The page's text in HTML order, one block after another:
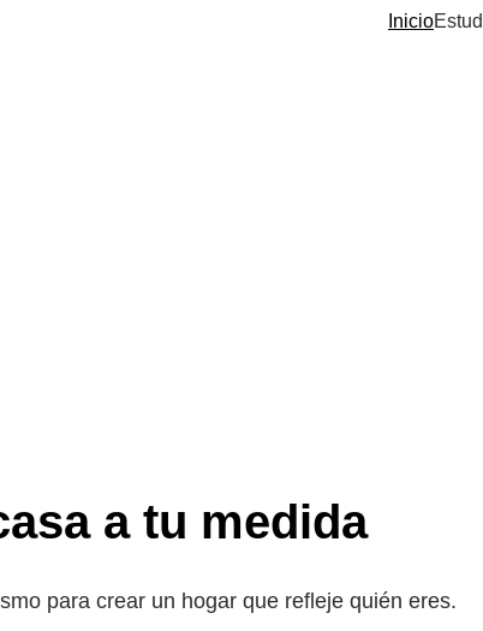
Inicio
a tu medida
para crear un hogar que refleje quién eres.